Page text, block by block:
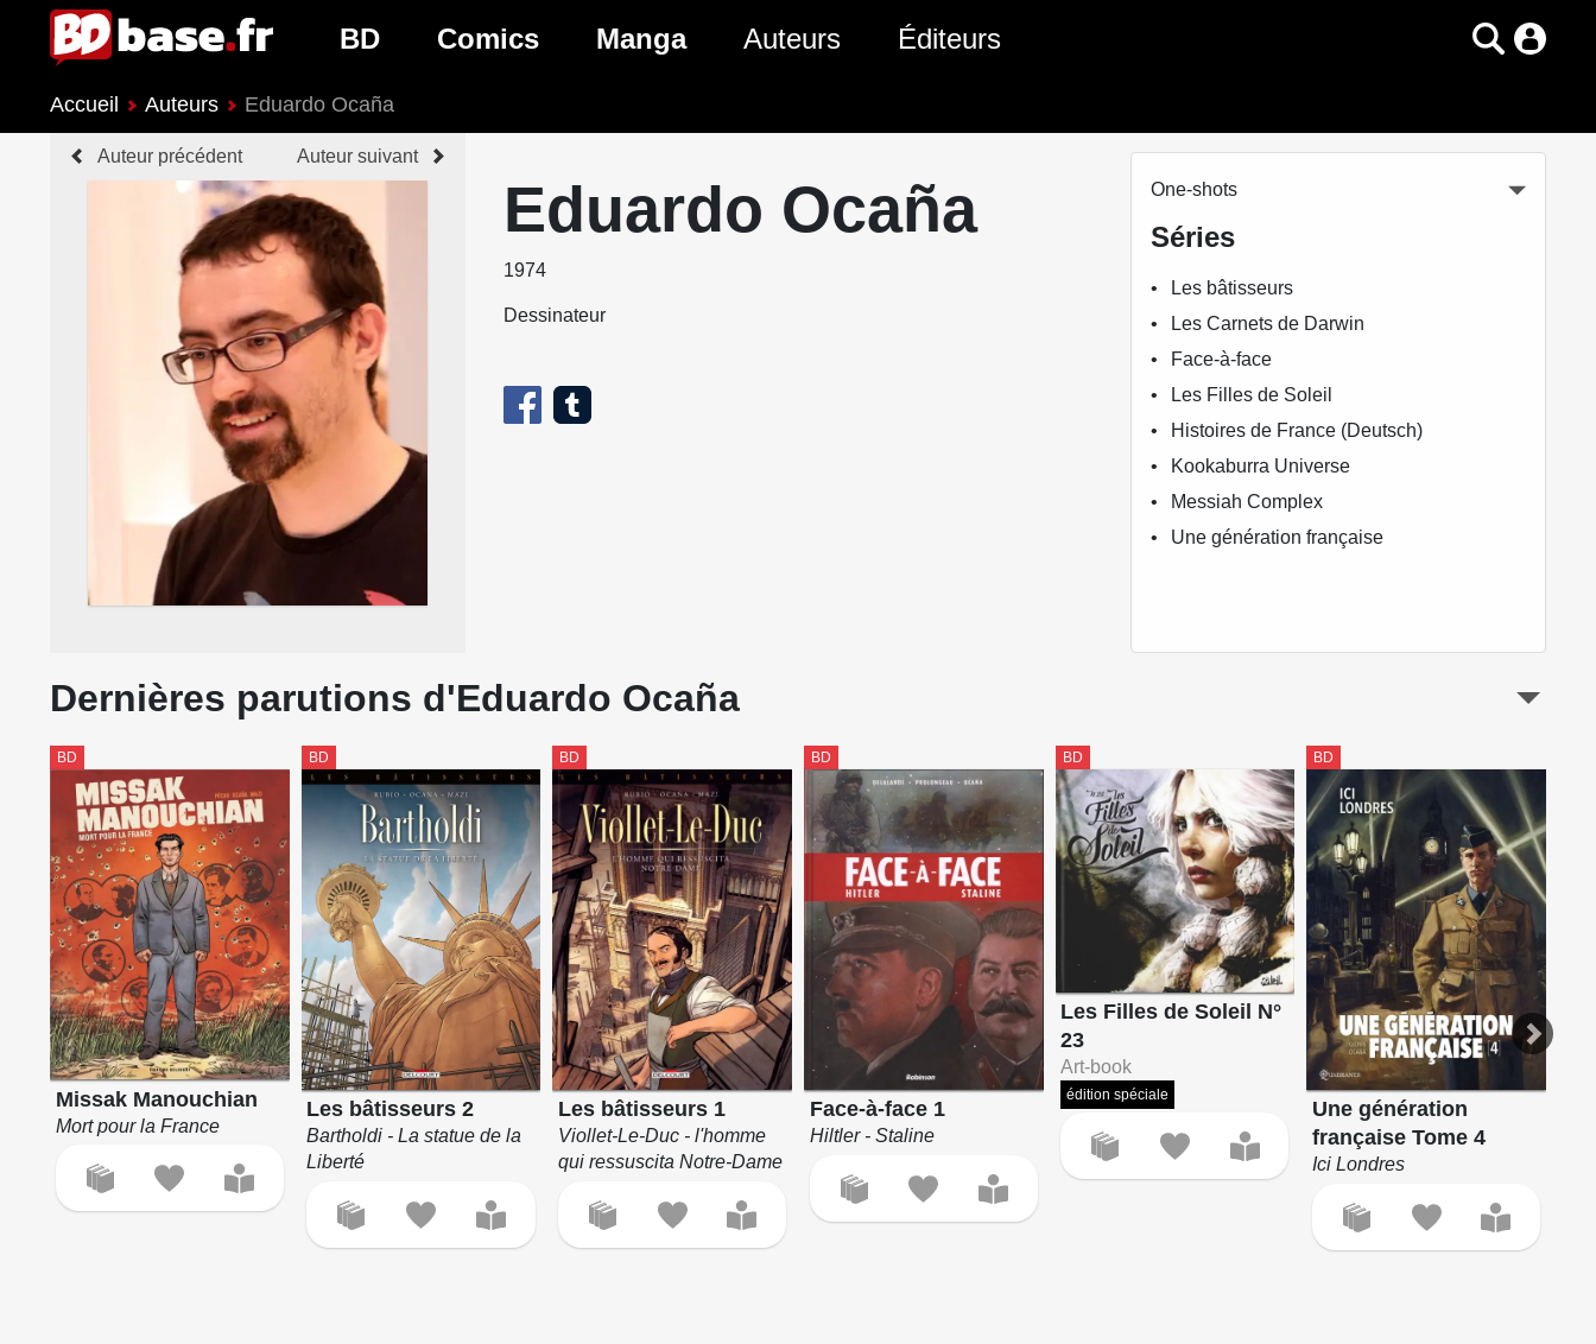
BD
Nouveautés BD
Prochaines sorties BD
Genres BD
Comics
Genres Comics
Manga
Genres Manga
Auteurs Éditeurs
Accueil Auteurs Eduardo Ocaña
Auteur précédent Auteur suivant
Eduardo Ocaña
1974
Dessinateur
One-shots
Séries
Les bâtisseurs
Les Carnets de Darwin
Face-à-face
Les Filles de Soleil
Histoires de France (Deutsch)
Kookaburra Universe
Messiah Complex
Une génération française
Dernières parutions d'Eduardo Ocaña
BD
Missak Manouchian
Mort pour la France
BD
Les bâtisseurs 2
Bartholdi - La statue de la
Liberté
BD
Les bâtisseurs 1
Viollet-Le-Duc - l'homme
qui ressuscita Notre-Dame
BD
Face-à-face 1
Hiltler - Staline
BD
Les Filles de Soleil N°
23
Art-book
édition spéciale
BD
Une génération
française Tome 4
Ici Londres